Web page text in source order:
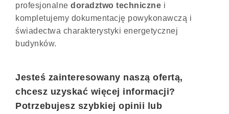
profesjonalne doradztwo techniczne i
kompletujemy dokumentację powykonawczą i
świadectwa charakterystyki energetycznej
budynków.
Jesteś zainteresowany naszą ofertą,
chcesz uzyskać więcej informacji?
Potrzebujesz szybkiej opinii lub